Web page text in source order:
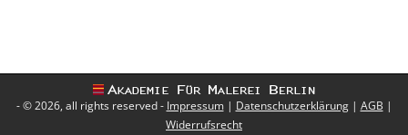
- © 2026, all rights reserved - Impressum| Datenschutzerklärung| AGB |
Widerrufsrecht